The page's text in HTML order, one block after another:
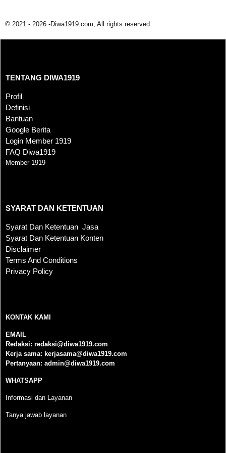
© 2021 - 2026 -Diwa1919.com, All rights reserved.
TENTANG DIWA1919
Profil
Definisi
Bantuan
Google Berita
Login Member 1919
FAQ Diwa1919
Member 1919
SYARAT DAN KETENTUAN
Syarat Dan Ketentuan Jasa
Syarat Dan Ketentuan Konten
Disclaimer
Terms And Conditions
Privacy Policy
KONTAK KAMI
EMAIL
Redaksi: redaksi@diwa1919.com
Kerja sama: kerjasama@diwa1919.com
Pertanyaan: admin@diwa1919.com
WHATSAPP
Informasi dan Layanan
Tanya jawab layanan